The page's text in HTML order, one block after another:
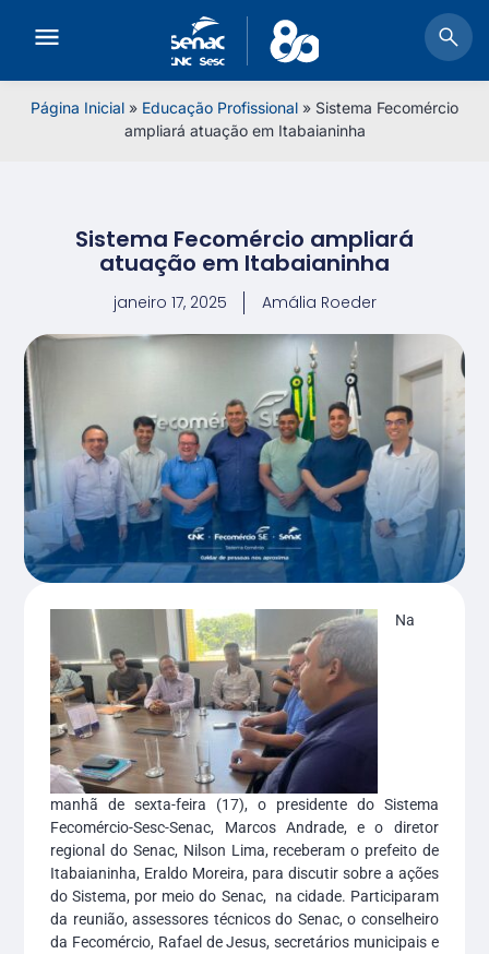
Página Inicial » Educação Profissional » Sistema Fecomércio
ampliará atuação em Itabaianinha
Sistema Fecomércio ampliará
atuação em Itabaianinha
janeiro 17, 2025 Amália Roeder
Na
manhã de sexta-feira (17), o presidente do Sistema
Fecomércio-Sesc-Senac, Marcos Andrade, e o diretor
regional do Senac, Nilson Lima, receberam o prefeito de
Itabaianinha, Eraldo Moreira, para discutir sobre a ações
do Sistema, por meio do Senac, na cidade. Participaram
da reunião, assessores técnicos do Senac, o conselheiro
da Fecomércio, Rafael de Jesus, secretários municipais e